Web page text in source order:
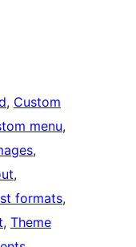
, Custom
menu
formats
, Theme